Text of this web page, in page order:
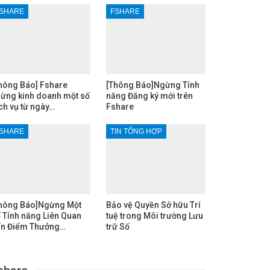
Báo] Fshare
kinh doanh một số
vụ từ ngày…
FSHARE
[Thông Báo]Ngừng Tính
năng Đăng ký mới trên
Fshare
Báo]Ngừng Một
Tính năng Liên Quan
Điểm Thưởng…
TIN TỔNG HỢP
Bảo vệ Quyền Sở hữu Trí
tuệ trong Môi trường Lưu
trữ Số